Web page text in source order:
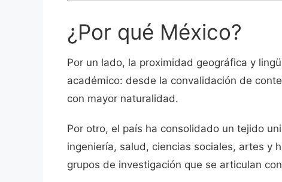
¿Por qué México?
Por un lado, la proximidad geográfica y
académico: desde la convalidación de
con mayor naturalidad.
Por otro, el país ha consolidado un tejido
ingeniería, salud, ciencias sociales, artes y
grupos de investigación que se articulan